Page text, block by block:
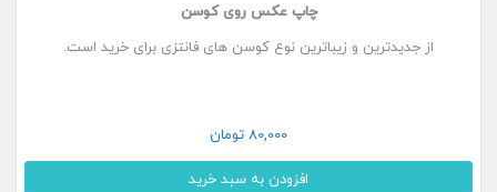
چاپ عکس روی کوسن
از جدیدترین و زیباترین نوع کوسن های فانتزی برای خرید است.
80,000 تومان
افزودن به سبد خرید